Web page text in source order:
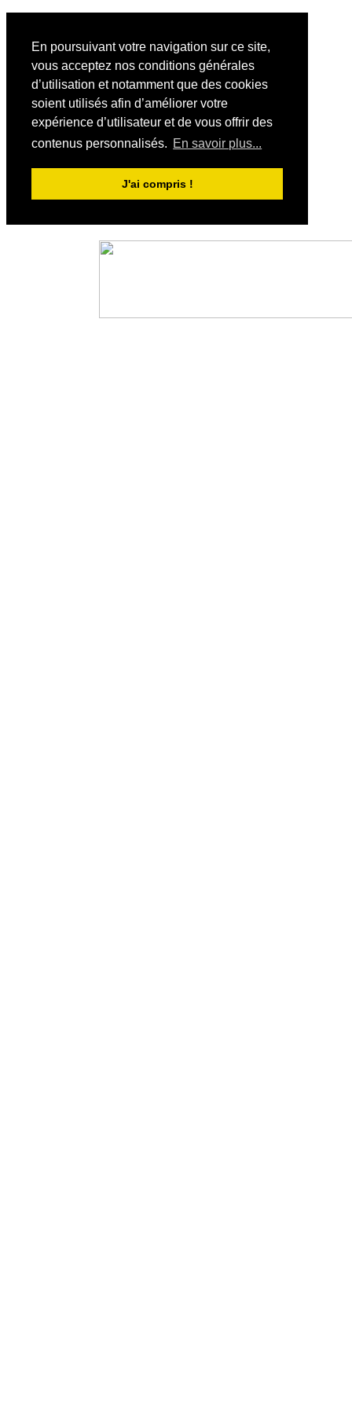
En poursuivant votre navigation sur ce site,
vous acceptez nos conditions générales
d’utilisation et notamment que des cookies
soient utilisés afin d’améliorer votre
expérience d’utilisateur et de vous offrir des
contenus personnalisés. En savoir plus...
J'ai compris !